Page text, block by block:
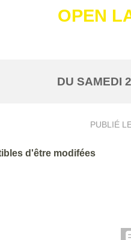
OPEN
DU SAMEDI
PUBLIÉ
d'être modifées